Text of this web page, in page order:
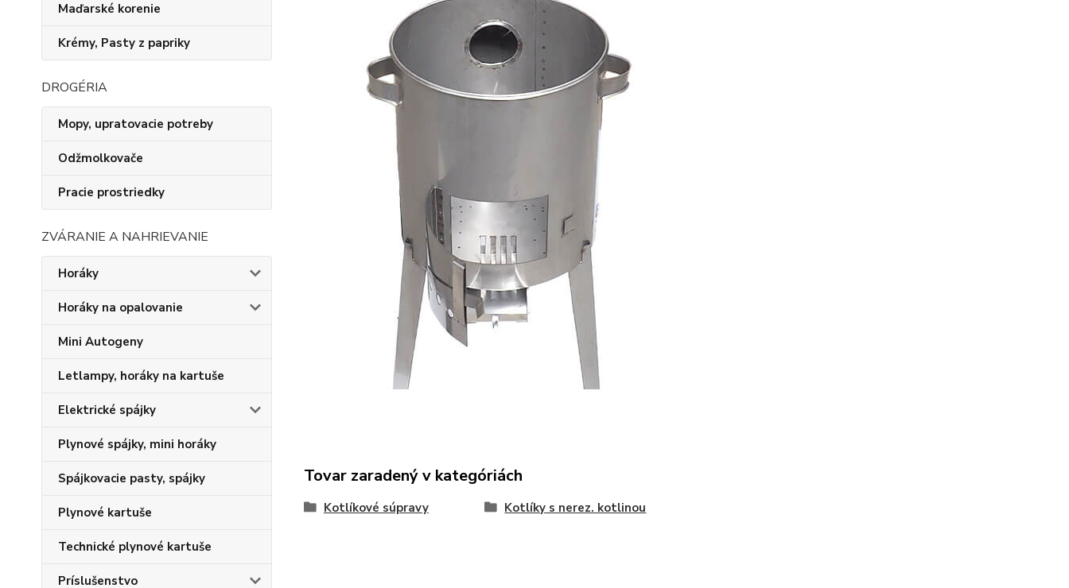
Maďarské korenie
Krémy, Pasty z papriky
DROGÉRIA
Mopy, upratovacie potreby
Odžmolkovače
Pracie prostriedky
ZVÁRANIE A NAHRIEVANIE
Horáky
Horáky na opalovanie
Mini Autogeny
Letlampy, horáky na kartuše
Elektrické spájky
Plynové spájky, mini horáky
Spájkovacie pasty, spájky
Plynové kartuše
Technické plynové kartuše
Príslušenstvo
Tovar zaradený v kategóriách
Kotlíkové súpravy Kotlíky s nerez. kotlinou